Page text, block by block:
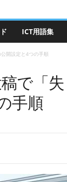
ICT用語集
開設定と4つの手順
で「失
手順